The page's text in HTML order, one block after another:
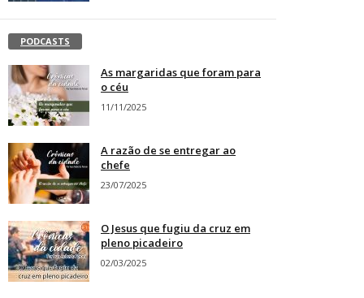
PODCASTS
As margaridas que foram para
o céu
11/11/2025
A razão de se entregar ao
chefe
23/07/2025
O Jesus que fugiu da cruz em
pleno picadeiro
02/03/2025